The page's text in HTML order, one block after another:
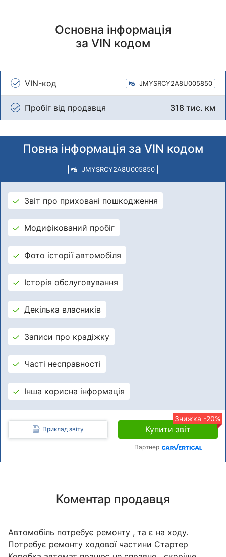
Основна інформація
за VIN кодом
VIN-код JMYSRCY2A8U005850
Пробіг від продавця 318 тис. км
Повна інформація за VIN кодом
JMYSRCY2A8U005850
Звіт про приховані пошкодження
Модифікований пробіг
Фото історії автомобіля
Історія обслуговування
Декілька власників
Записи про крадіжку
Часті несправності
Інша корисна інформація
Приклад звіту
Знижка -20%
Купити звіт
Партнер
Коментар продавця
Автомобіль потребує ремонту , та є на ходу.
Потребує ремонту ходової частини Стартер